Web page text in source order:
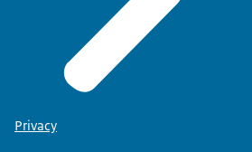
Privacy